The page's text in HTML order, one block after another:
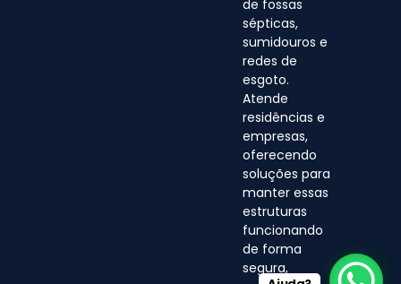
de fossas
sépticas,
sumidouros e
redes de
esgoto.
Atende
residências e
empresas,
oferecendo
soluções para
manter essas
estruturas
funcionando
de forma
segura,